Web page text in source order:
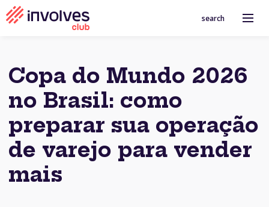
search
Copa do Mundo 2026
no Brasil: como
preparar sua operação
de varejo para vender
mais